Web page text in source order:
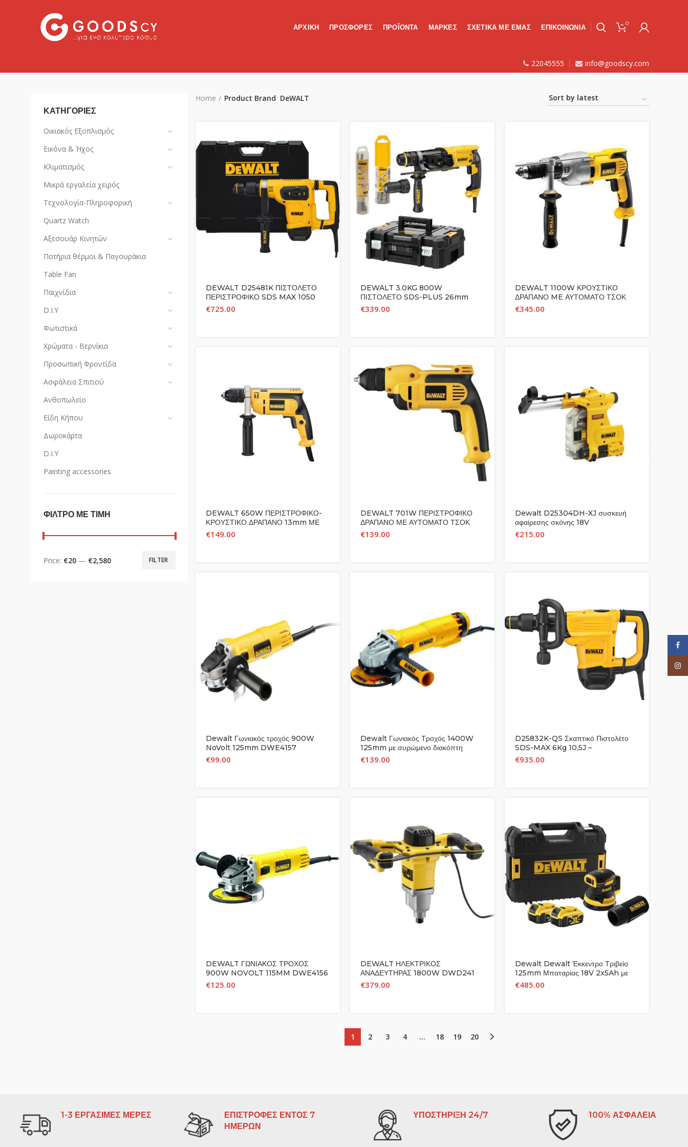
ΑΡΧΙΚΗ ΠΡΟΣΦΟΡΕΣ ΠΡΟΪΟΝΤΑ ΜΑΡΚΕΣ ΣΧΕΤΙΚΑ ΜΕ ΕΜΑΣ ΕΠΙΚΟΙΝΩΝΙΑ 0
22045555 info@goodscy.com
Home Product Brand DeWALT
DEWALT D25481K ΠΙΣΤΟΛΕΤΟ
ΠΕΡΙΣΤΡΟΦΙΚΟ SDS MAX 1050
WATT 6.1J 40MM
€725.00
DEWALT 3.0KG 800W
ΠΙΣΤΟΛΕΤΟ SDS-PLUS 26mm
3ΩΝ ΛΕΙΤΟΥΡΓΙΩΝ 2.8J ΜΕ
€339.00
DEWALT 1100W ΚΡΟΥΣΤΙΚΟ
ΔΡΑΠΑΝΟ ME ΑΥΤΟΜΑΤΟ ΤΣΟΚ
13mm DWD524KS
€345.00
DEWALT 650W ΠΕΡΙΣΤΡΟΦΙΚΟ-
ΚΡΟΥΣΤΙΚΟ ΔΡΑΠΑΝΟ 13mm ΜΕ
ΑΥΤΟΜΑΤΟ ΤΣΟΚ DWD024KS
€149.00
DEWALT 701W ΠΕΡΙΣΤΡΟΦΙΚΟ
ΔΡΑΠΑΝΟ ΜΕ ΑΥΤΟΜΑΤΟ ΤΣΟΚ
10mm DWD112S
€139.00
Dewalt D25304DH-XJ συσκευή
αφαίρεσης σκόνης 18V
€215.00
Dewalt Γωνιακός τροχός 900W
NoVolt 125mm DWE4157
€99.00
Dewalt Γωνιακός Τροχός 1400W
125mm με συρώμενο διακόπτη
DWE4237
€139.00
D25832K-QS Σκαπτικό Πιστολέτο
SDS-MAX 6Kg 10,5J –
ΠΕΡΙΣΤΡΟΦΙΚΑ – ΚΡΟΥΣΤΙΚΑ SDS
€935.00
DEWALT ΓΩΝΙΑΚΟΣ ΤΡΟΧΟΣ
900W NOVOLT 115MM DWE4156
€125.00
DEWALT ΗΛΕΚΤΡΙΚΟΣ
ΑΝΑΔΕΥΤΗΡΑΣ 1800W DWD241
€379.00
Dewalt Dewalt Έκκεντρο Τριβείο
125mm Μπαταρίας 18V 2x5Ah με
Ρύθμιση Ταχύτητας και με Σύστημα
€485.00
1 2 3 4 … 18 19 20
ΚΑΤΗΓΟΡΙΕΣ
Οικιακός Εξοπλισμός
Εικόνα & Ήχος
Κλιματισμός
Μικρά εργαλεία χειρός
Τεχνολογία-Πληροφορική
Quartz Watch
Αξεσουάρ Κινητών
Ποτήρια θέρμοι & Παγουράκια
Table Fan
Παιχνίδια
D.I.Y
Φωτιστικά
Χρώματα - Βερνίκια
Προσωπική Φροντίδα
Ασφάλεια Σπιτιού
Ανθοπωλείο
Είδη Κήπου
Δωροκάρτα
D.I.Y
Painting accessories
ΦΙΛΤΡΟ ΜΕ ΤΙΜΗ
FILTER
Price: €20 — €2,580
1-3 ΕΡΓΑΣΙΜΕΣ ΜΕΡΕΣ
ΕΠΙΣΤΡΟΦΕΣ ΕΝΤΟΣ 7
ΗΜΕΡΩΝ
ΥΠΟΣΤΗΡΙΞΗ 24/7 100% ΑΣΦΑΛΕΙΑ